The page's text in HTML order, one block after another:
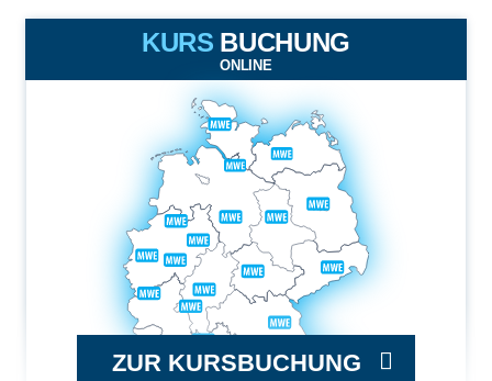
KURS BUCHUNG
ONLINE
ZUR KURSBUCHUNG